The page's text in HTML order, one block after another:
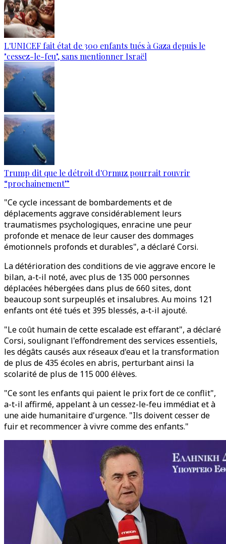
L'UNICEF fait état de 300 enfants tués à Gaza depuis le
"cessez-le-feu", sans mentionner Israël
Trump dit que le détroit d'Ormuz pourrait rouvrir
“prochainement”
"Ce cycle incessant de bombardements et de
déplacements aggrave considérablement leurs
traumatismes psychologiques, enracine une peur
profonde et menace de leur causer des dommages
émotionnels profonds et durables", a déclaré Corsi.
La détérioration des conditions de vie aggrave encore le
bilan, a-t-il noté, avec plus de 135 000 personnes
déplacées hébergées dans plus de 660 sites, dont
beaucoup sont surpeuplés et insalubres. Au moins 121
enfants ont été tués et 395 blessés, a-t-il ajouté.
"Le coût humain de cette escalade est effarant", a déclaré
Corsi, soulignant l'effondrement des services essentiels,
les dégâts causés aux réseaux d'eau et la transformation
de plus de 435 écoles en abris, perturbant ainsi la
scolarité de plus de 115 000 élèves.
"Ce sont les enfants qui paient le prix fort de ce conflit",
a-t-il affirmé, appelant à un cessez-le-feu immédiat et à
une aide humanitaire d'urgence. "Ils doivent cesser de
fuir et recommencer à vivre comme des enfants."